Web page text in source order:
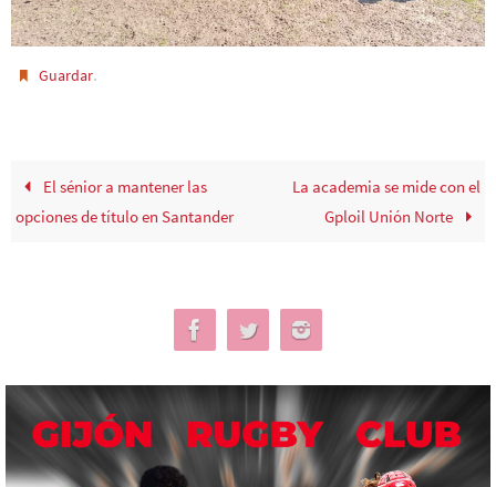
Guardar.
El sénior a mantener las
opciones de título en Santander
La academia se mide con el
Gploil Unión Norte